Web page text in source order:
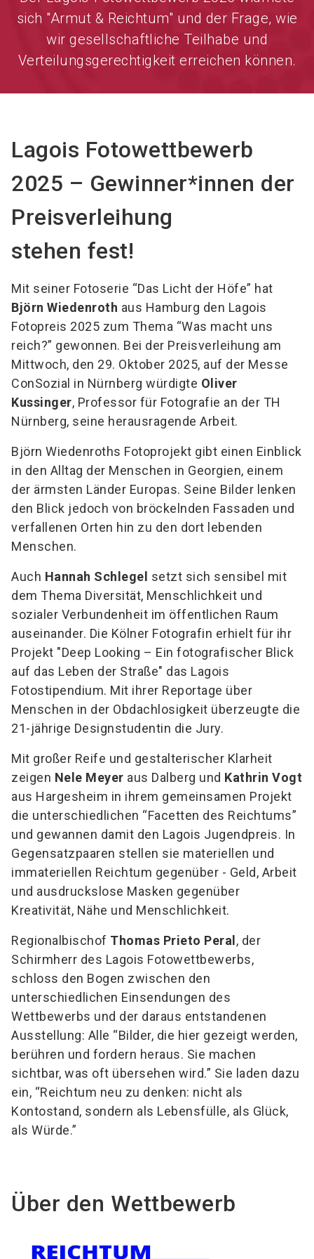
sich "Armut & Reichtum" und der Frage, wie
wir gesellschaftliche Teilhabe und
Verteilungsgerechtigkeit erreichen können.
Lagois Fotowettbewerb
2025 – Gewinner*innen der
Preisverleihung
stehen fest!
Mit seiner Fotoserie “Das Licht der Höfe” hat
Björn Wiedenroth aus Hamburg den Lagois
Fotopreis 2025 zum Thema “Was macht uns
reich?” gewonnen. Bei der Preisverleihung am
Mittwoch, den 29. Oktober 2025, auf der Messe
ConSozial in Nürnberg würdigte Oliver
Kussinger, Professor für Fotografie an der TH
Nürnberg, seine herausragende Arbeit.
Björn Wiedenroths Fotoprojekt gibt einen Einblick
in den Alltag der Menschen in Georgien, einem
der ärmsten Länder Europas. Seine Bilder lenken
den Blick jedoch von bröckelnden Fassaden und
verfallenen Orten hin zu den dort lebenden
Menschen.
Auch Hannah Schlegel setzt sich sensibel mit
dem Thema Diversität, Menschlichkeit und
sozialer Verbundenheit im öffentlichen Raum
auseinander. Die Kölner Fotografin erhielt für ihr
Projekt "Deep Looking – Ein fotografischer Blick
auf das Leben der Straße" das Lagois
Fotostipendium. Mit ihrer Reportage über
Menschen in der Obdachlosigkeit überzeugte die
21-jährige Designstudentin die Jury.
Mit großer Reife und gestalterischer Klarheit
zeigen Nele Meyer aus Dalberg und Kathrin Vogt
aus Hargesheim in ihrem gemeinsamen Projekt
die unterschiedlichen “Facetten des Reichtums”
und gewannen damit den Lagois Jugendpreis. In
Gegensatzpaaren stellen sie materiellen und
immateriellen Reichtum gegenüber - Geld, Arbeit
und ausdruckslose Masken gegenüber
Kreativität, Nähe und Menschlichkeit.
Regionalbischof Thomas Prieto Peral , der
Schirmherr des Lagois Fotowettbewerbs,
schloss den Bogen zwischen den
unterschiedlichen Einsendungen des
Wettbewerbs und der daraus entstandenen
Ausstellung: Alle “Bilder, die hier gezeigt werden,
berühren und fordern heraus. Sie machen
sichtbar, was oft übersehen wird.” Sie laden dazu
ein, “Reichtum neu zu denken: nicht als
Kontostand, sondern als Lebensfülle, als Glück,
als Würde.”
Über den Wettbewerb